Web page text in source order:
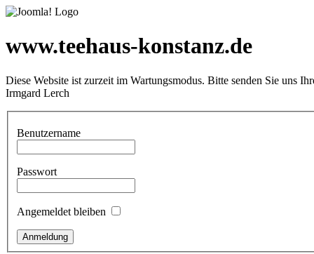
www.teehaus-konstanz.de
Diese Website ist zurzeit im Wartungsmodus. Bitte senden Sie uns
Irmgard Lerch
Benutzername
Passwort
Angemeldet bleiben